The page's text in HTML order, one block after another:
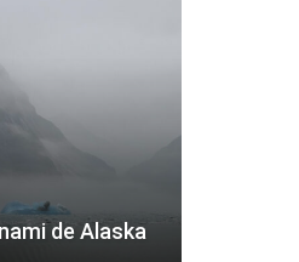
de Alaska